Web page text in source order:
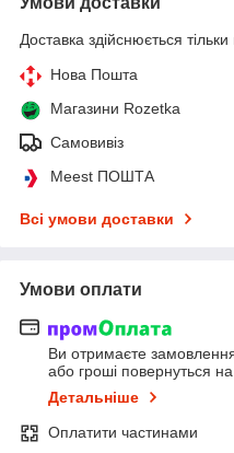
Доставка здійснюється
Нова Пошта
Магазини Rozetka
Самовивіз
Meest ПОШТА
Всі умови доставки
Умови оплати
Ви отримаєте
або гроші повернуться
Детальніше
Оплатити частинами